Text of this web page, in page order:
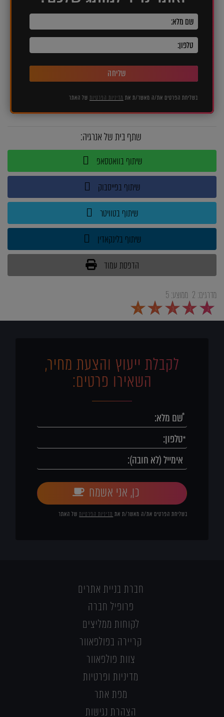
שליחה
בשליחת הפרטים את/ה מאשר/ת את מדיניות הפרטיות של האתר
שתף בית של אנרגיה:
שיתוף בוואטסאפ
שיתוף בפייסבוק
שיתוף בטוויטר
שיתוף בלינקאדין
הדפסת עמוד
מדרגים: 2 ממוצע:5
1
2
3
4
5
לקבלת ייעוץ והצעת מחיר,
השאירו פרטים:
כן, אני אשמח
בשליחת הפרטים את/ה מאשר/ת את מדיניות הפרטיותשל האתר
חברת בניית אתרים
פרופיל חברה
לקוחות ממליצים
קריירה בפולפאוור
צוות פולפאוור
מדיניות ופרטיות
מפת אתר
הצהרת נגישות